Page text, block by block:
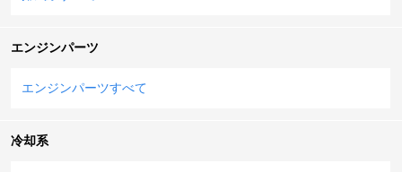
エンジンパーツ
エンジンパーツすべて
冷却系